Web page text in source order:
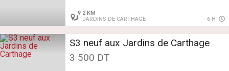
2 KM
JARDINS DE CARTHAGE
6 H
S3 neuf aux Jardins de Carthage
3 500 DT